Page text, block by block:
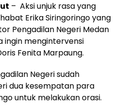
– Aksi unjuk rasa yang
Erika Siringoringo yang
Pengadilan Negeri Medan
ingin mengintervensi
Fenita Marpaung.
Negeri sudah
dua kesempatan para
untuk melakukan orasi.